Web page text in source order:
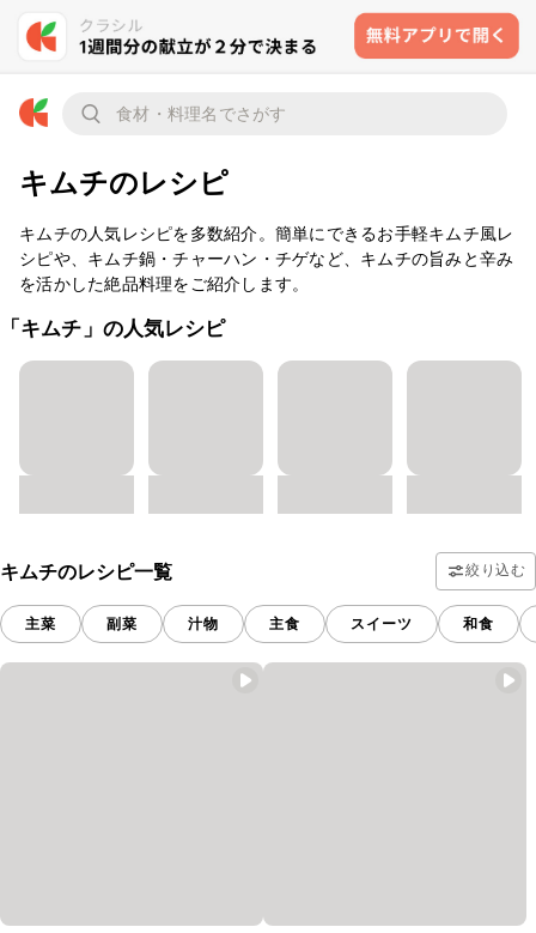
キムチのレシピ
キムチの人気レシピを多数紹介。簡単にできるお手軽キムチ風レ
シピや、キムチ鍋・チャーハン・チゲなど、キムチの旨みと辛み
を活かした絶品料理をご紹介します。
「キムチ」の人気レシピ
キムチのレシピ一覧 絞り込む
主菜 副菜 汁物 主食 スイーツ 和食